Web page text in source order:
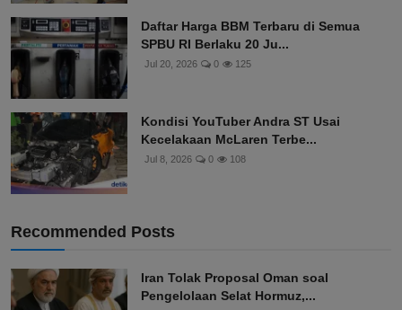
Daftar Harga BBM Terbaru di Semua
SPBU RI Berlaku 20 Ju...
Jul 20, 2026 0 125
Kondisi YouTuber Andra ST Usai
Kecelakaan McLaren Terbe...
Jul 8, 2026 0 108
Recommended Posts
Iran Tolak Proposal Oman soal
Pengelolaan Selat Hormuz,...